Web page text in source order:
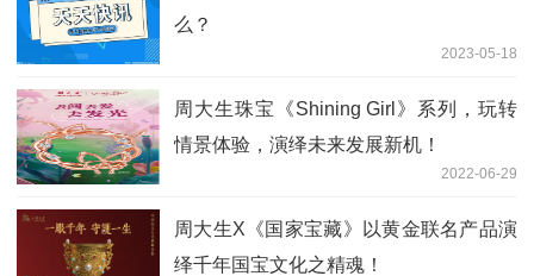
么？
2023-05-18
周大生珠宝《Shining Girl》系列，玩转
情景体验，演绎未来发展新机！
2022-06-29
周大生X《国家宝藏》以黄金联名产品演
绎千年国宝文化之精魂！